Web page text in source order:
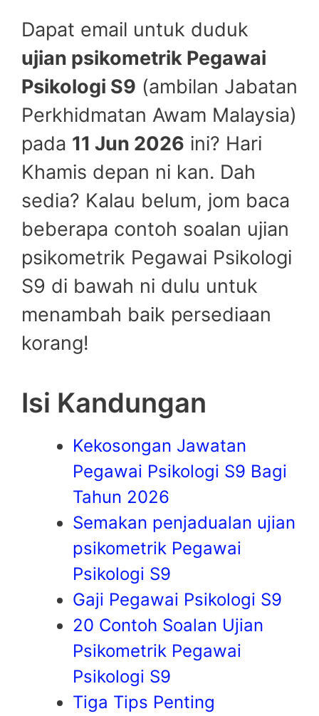
Dapat email untuk duduk
ujian psikometrik Pegawai
Psikologi S9 (ambilan Jabatan
Perkhidmatan Awam Malaysia)
pada 11 Jun 2026 ini? Hari
Khamis depan ni kan. Dah
sedia? Kalau belum, jom baca
beberapa contoh soalan ujian
psikometrik Pegawai Psikologi
S9 di bawah ni dulu untuk
menambah baik persediaan
korang!
Isi Kandungan
Kekosongan Jawatan
Pegawai Psikologi S9 Bagi
Tahun 2026
Semakan penjadualan ujian
psikometrik Pegawai
Psikologi S9
Gaji Pegawai Psikologi S9
20 Contoh Soalan Ujian
Psikometrik Pegawai
Psikologi S9
Tiga Tips Penting